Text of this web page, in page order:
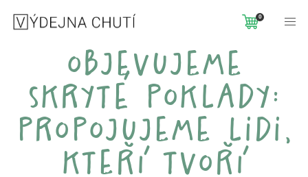
0
objevujeme
skryté poklady:
propojujeme lidi,
kteří tvoří